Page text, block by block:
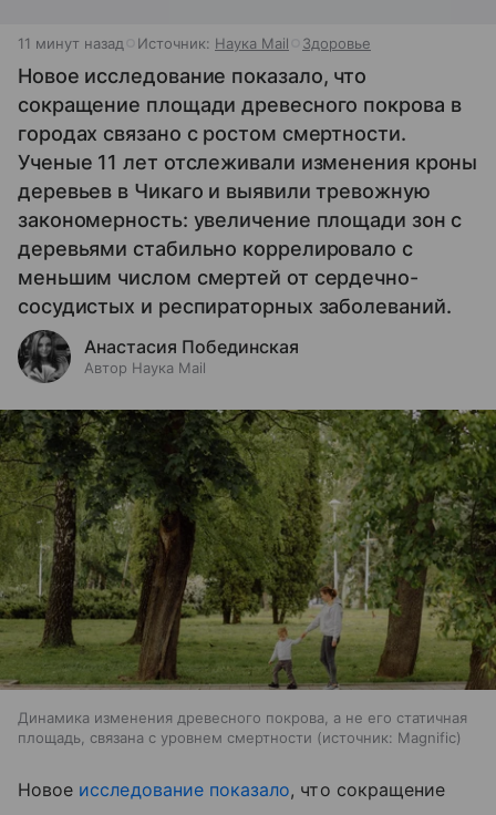
11 минут назад Источник: Наука Mail Здоровье
Новое исследование показало, что
сокращение площади древесного покрова в
городах связано с ростом смертности.
Ученые 11 лет отслеживали изменения кроны
деревьев в Чикаго и выявили тревожную
закономерность: увеличение площади зон с
деревьями стабильно коррелировало с
меньшим числом смертей от сердечно-
сосудистых и респираторных заболеваний.
Анастасия Побединская
Автор Наука Mail
Динамика изменения древесного покрова, а не его статичная
площадь, связана с уровнем смертности
источник: Magnific
Новое исследование показало, что сокращение